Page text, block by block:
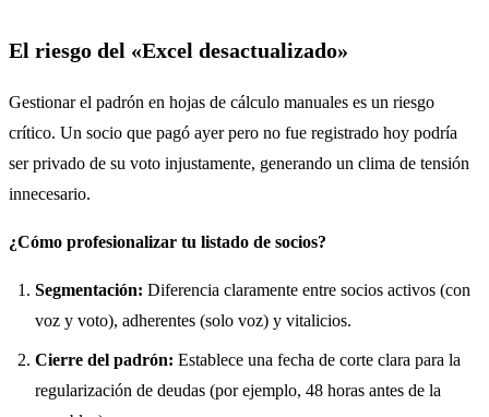
El riesgo del «Excel desactualizado»
Gestionar el padrón en hojas de cálculo manuales es un riesgo
crítico. Un socio que pagó ayer pero no fue registrado hoy podría
ser privado de su voto injustamente, generando un clima de tensión
innecesario.
¿Cómo profesionalizar tu listado de socios?
Segmentación: Diferencia claramente entre socios activos (con
voz y voto), adherentes (solo voz) y vitalicios.
Cierre del padrón: Establece una fecha de corte clara para la
regularización de deudas (por ejemplo, 48 horas antes de la